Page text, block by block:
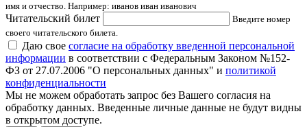
имя и отчество. Например: иванов иван иванович
Читательский билет
Введите номер
своего читательского билета.
Даю свое согласие на обработку введенной персональной
информации в соответствии с Федеральным Законом №152-
ФЗ от 27.07.2006 "О персональных данных" и политикой
конфиденциальности
Мы не можем обработать запрос без Вашего согласия на
обработку данных. Введенные личные данные не будут видны
в открытом доступе.